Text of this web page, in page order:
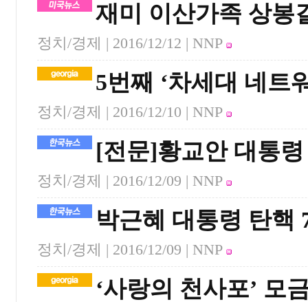
재미 이산가족 상봉
정치/경제 | 2016/12/12 | NNP
5번째 ‘차세대 네트
정치/경제 | 2016/12/10 | NNP
[전문]황교안 대통
정치/경제 | 2016/12/09 | NNP
박근혜 대통령 탄핵
정치/경제 | 2016/12/09 | NNP
‘사랑의 천사포’ 모